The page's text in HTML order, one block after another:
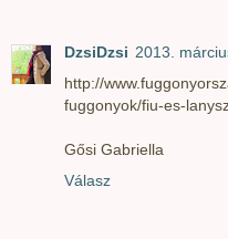
DzsiDzsi 2013.
http://
fuggonyok/fiu-es-
Gősi Gabriella
Válasz